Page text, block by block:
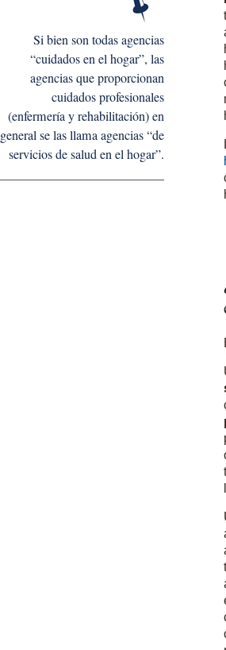
Si bien son todas agencias
“cuidados en el hogar”, las
agencias que proporcionan
cuidados profesionales
(enfermería y rehabilitación) en
general se las llama agencias “de
servicios de salud en el hogar”.